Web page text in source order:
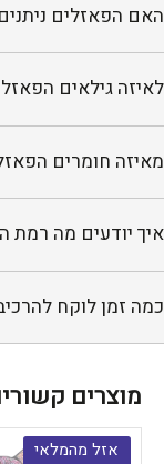
האם הפאזלים
לאיזה גילאים
מאיזה חומרים
איך יודעים מה רמת
כמה זמן לוקח
מוצרים
אזל מהמלאי